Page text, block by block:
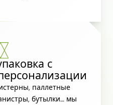
с
паллетные
бутылки… мы